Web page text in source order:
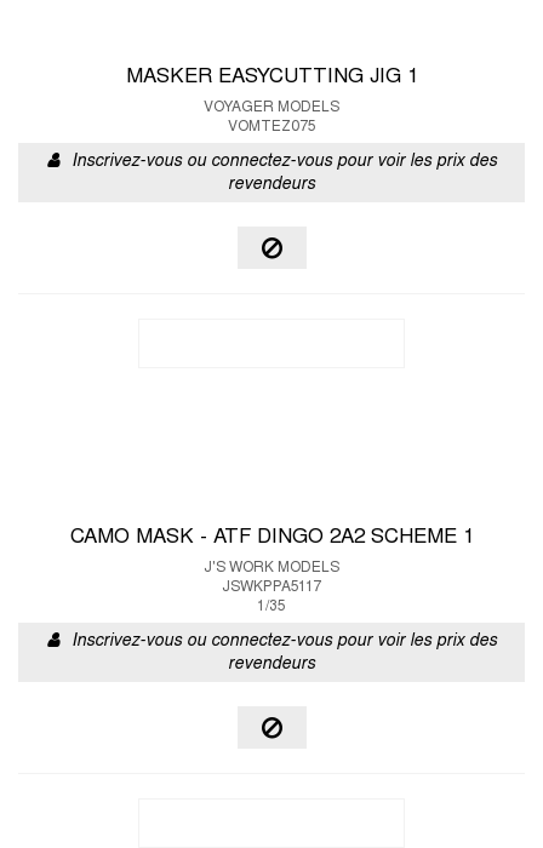
MASKER EASYCUTTING JIG 1
VOYAGER MODELS
VOMTEZ075
Inscrivez-vous ou connectez-vous pour voir les prix des
revendeurs
CAMO MASK - ATF DINGO 2A2 SCHEME 1
J'S WORK MODELS
JSWKPPA5117
1/35
Inscrivez-vous ou connectez-vous pour voir les prix des
revendeurs